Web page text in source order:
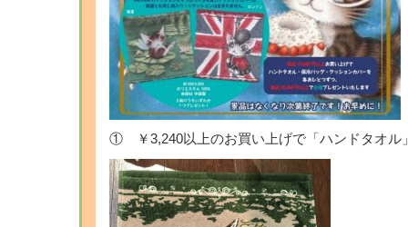
① ￥3,240以上のお買い上げで「ハンドタオル